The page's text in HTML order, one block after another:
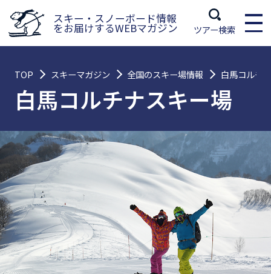
スキー・スノーボード情報
をお届けするWEBマガジン ツアー検索
TOP スキーマガジン 全国のスキー場情報 白馬コルチ
白馬コルチナスキー場